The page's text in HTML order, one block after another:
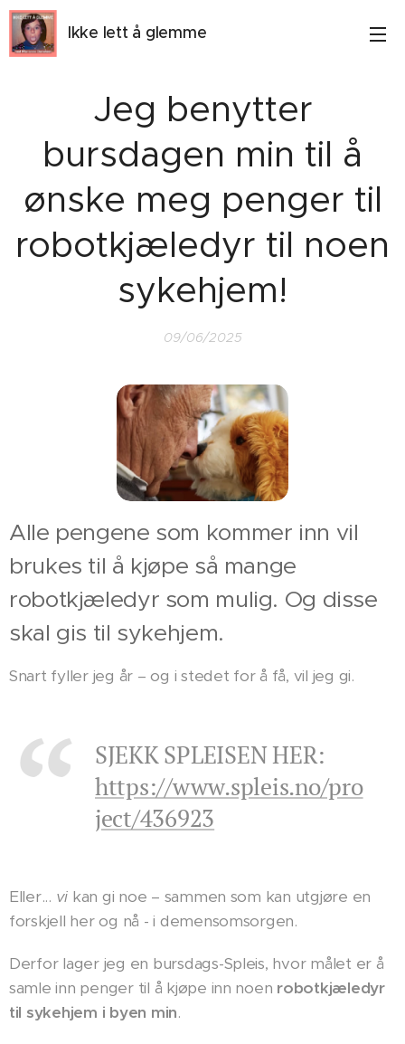
Ikke lett å glemme
Jeg benytter
bursdagen min til å
ønske meg penger til
robotkjæledyr til noen
sykehjem!
09/06/2025
Alle pengene som kommer inn vil
brukes til å kjøpe så mange
robotkjæledyr som mulig. Og disse
skal gis til sykehjem.
Snart fyller jeg år – og i stedet for å få, vil jeg gi.
SJEKK SPLEISEN HER:
https://www.spleis.no/pro
ject/436923
Eller... vi kan gi noe – sammen som kan utgjøre en
forskjell her og nå - i demensomsorgen.
Derfor lager jeg en bursdags-Spleis, hvor målet er å
samle inn penger til å kjøpe inn noen robotkjæledyr
til sykehjem i byen min.